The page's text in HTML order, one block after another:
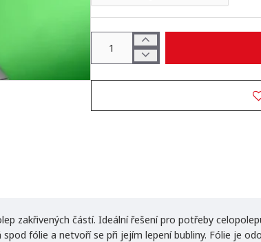
zakřivených částí. Ideální řešení pro potřeby
fólie a netvoří se při jejím lepení bubliny. Fólie je